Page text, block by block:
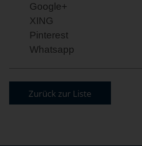
Google+
XING
Pinterest
Whatsapp
Zurück zur Liste